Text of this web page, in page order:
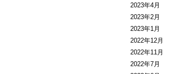
2023年4月
2023年2月
2023年1月
2022年12月
2022年11月
2022年7月